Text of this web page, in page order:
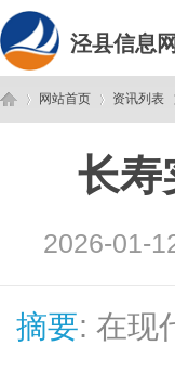
泾县信息网
网站首页
›
资讯列表
›
长寿
2026-01-
摘要: 在现